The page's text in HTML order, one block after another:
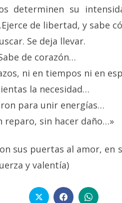
determinen su
de libertad, y sabe
Se deja llevar.
de corazón…
ni en tiempos ni en
la necesidad…
para unir energías…
reparo, sin hacer daño…»
sus puertas al amor, en
y valentía)